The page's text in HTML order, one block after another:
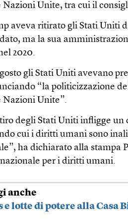
Nazioni Unite, tra cui il
aveva ritirato gli Stati Uniti
ma la sua
2020.
gli Stati Uniti avevano
“la politicizzazione
Nazioni Unite”.
degli Stati Uniti infligge un
cui i diritti umani sono
ha dichiarato alla stampa
per i diritti umani.
anche
e lotte di potere alla Casa